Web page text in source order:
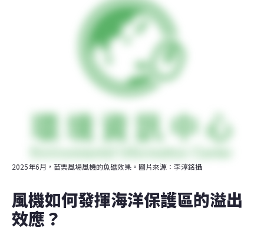
2025年6月，苗栗風場風機的魚礁效果。圖片來源：李淳銘攝
風機如何發揮海洋保護區的溢出
效應？